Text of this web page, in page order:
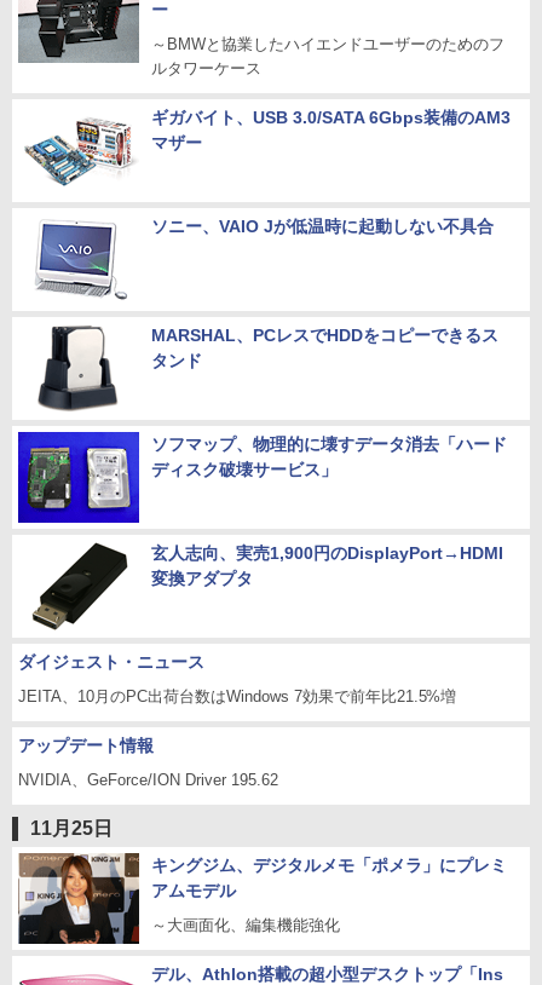
ー
～BMWと協業したハイエンドユーザーのためのフ
ルタワーケース
ギガバイト、USB 3.0/SATA 6Gbps装備のAM3
マザー
ソニー、VAIO Jが低温時に起動しない不具合
MARSHAL、PCレスでHDDをコピーできるス
タンド
ソフマップ、物理的に壊すデータ消去「ハード
ディスク破壊サービス」
玄人志向、実売1,900円のDisplayPort→HDMI
変換アダプタ
ダイジェスト・ニュース
JEITA、10月のPC出荷台数はWindows 7効果で前年比21.5%増
アップデート情報
NVIDIA、GeForce/ION Driver 195.62
11月25日
キングジム、デジタルメモ「ポメラ」にプレミ
アムモデル
～大画面化、編集機能強化
デル、Athlon搭載の超小型デスクトップ「Ins